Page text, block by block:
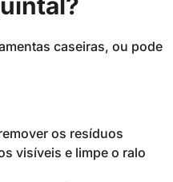
caseiras, ou pode
os resíduos
visíveis e limpe o ralo